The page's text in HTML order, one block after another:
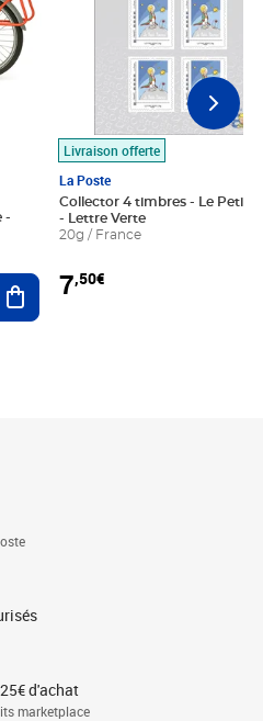
Ajouter au panier
Livraison offerte
La Poste
Collector 4 timbres - Le Petit
- Lettre Verte
20g / France
7,50€
d'achat
marketplace